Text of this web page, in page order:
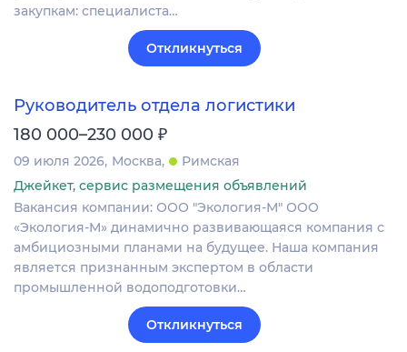
закупкам: специалиста…
Откликнуться
Руководитель отдела логистики
180 000–230 000 ₽
09 июля 2026 Москва
Римская
Джейкет, сервис размещения объявлений
Вакансия компании: ООО "Экология-М" ООО
«Экология-М» динамично развивающаяся компания с
амбициозными планами на будущее. Наша компания
является признанным экспертом в области
промышленной водоподготовки…
Откликнуться